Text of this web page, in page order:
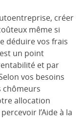
créer
même si
déduire vos frais
un point
et par
vos besoins
chômeurs
allocation
l’Aide à la